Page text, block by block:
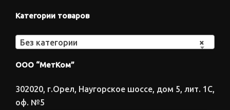
Категории товаров
×
Без категории
ООО “МетКом”
302020, г.Орел, Наугорское шоссе, дом 5, лит. 1С,
оф. №5